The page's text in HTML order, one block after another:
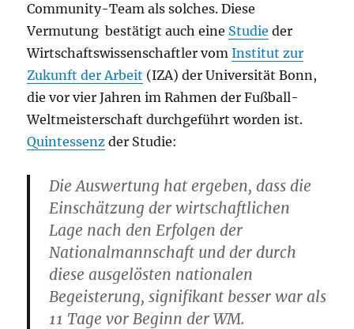
Community-Team als solches. Diese
Vermutung bestätigt auch eine Studie der
Wirtschaftswissenschaftler vomInstitut zur
Zukunft der Arbeit (IZA) der Universität Bonn,
die vor vier Jahren im Rahmen der Fußball-
Weltmeisterschaft durchgeführt worden ist.
Quintessenz der Studie:
Die Auswertung hat ergeben, dass die
Einschätzung der wirtschaftlichen
Lage nach den Erfolgen der
Nationalmannschaft und der durch
diese ausgelösten nationalen
Begeisterung, signifikant besser war als
11 Tage vor Beginn der WM.